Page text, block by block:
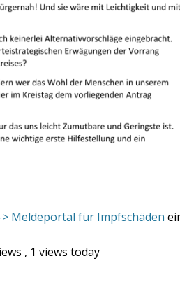
Meldeportal für Impfschäden
, 1 views today